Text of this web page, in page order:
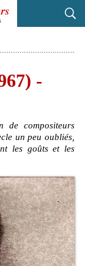
-
de compositeurs
un peu oubliés,
les goûts et les